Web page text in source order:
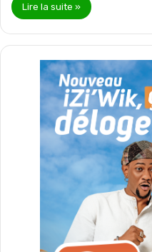
Lire la suite »